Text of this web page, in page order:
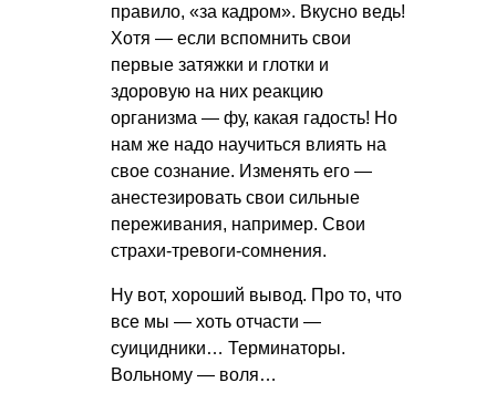
правило, «за кадром». Вкусно ведь!
Хотя — если вспомнить свои
первые затяжки и глотки и
здоровую на них реакцию
организма — фу, какая гадость! Но
нам же надо научиться влиять на
свое сознание. Изменять его —
анестезировать свои сильные
переживания, например. Свои
страхи-тревоги-сомнения.
Ну вот, хороший вывод. Про то, что
все мы — хоть отчасти —
суицидники… Терминаторы.
Вольному — воля…